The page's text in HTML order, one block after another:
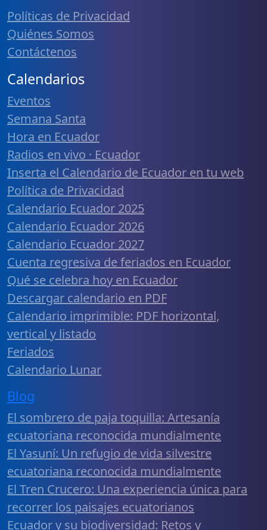
Políticas de Privacidad
Quiénes Somos
Contáctenos
Calendarios
Eventos
Semana Santa
Hora en Ecuador
Radios en vivo · Ecuador
Inserta el Calendario de Ecuador en tu web
Política de Privacidad
Calendario Ecuador 2025
Calendario Ecuador 2026
Calendario Ecuador 2027
Cuenta regresiva de feriados en Ecuador
Qué se celebra hoy en Ecuador
Descargar calendario en PDF
Calendario imprimible: PDF horizontal,
vertical y listado
Feriados
Calendario Lunar
Blog
El sombrero de paja toquilla: Artesanía
ecuatoriana reconocida mundialmente
El Yasuní: Un refugio de vida silvestre
ecuatoriana reconocida mundialmente
El Tren Crucero: Una experiencia única para
recorrer los paisajes ecuatorianos
Ecuador y su biodiversidad: Retos y